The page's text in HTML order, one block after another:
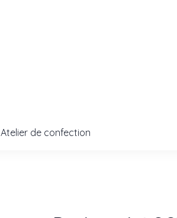
Atelier de confection